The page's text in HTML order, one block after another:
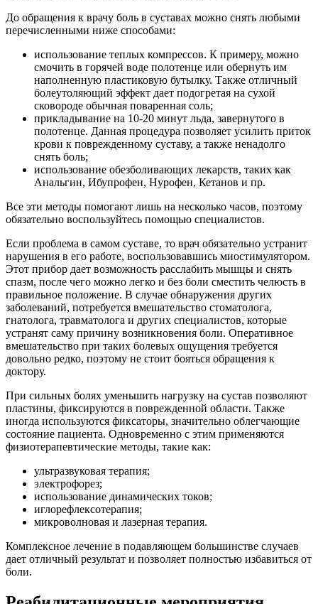
До обращения к врачу боль в суставах можно снять любыми
перечисленными ниже способами:
использование теплых компрессов. К примеру, можно
смочить в горячей воде полотенце или обернуть им
наполненную пластиковую бутылку. Также отличный
болеутоляющий эффект дает подогретая на сухой
сковороде обычная поваренная соль;
прикладывание на 10-20 минут льда, завернутого в
полотенце. Данная процедура позволяет усилить приток
крови к поврежденному суставу, а также ненадолго
снять боль;
использование обезболивающих лекарств, таких как
Анальгин, Ибупрофен, Нурофен, Кетанов и пр.
Все эти методы помогают лишь на несколько часов, поэтому
обязательно воспользуйтесь помощью специалистов.
Если проблема в самом суставе, то врач обязательно устранит
нарушения в его работе, воспользовавшись миостимулятором.
Этот прибор дает возможность расслабить мышцы и снять
спазм, после чего можно легко и без боли сместить челюсть в
правильное положение. В случае обнаружения других
заболеваний, потребуется вмешательство стоматолога,
гнатолога, травматолога и других специалистов, которые
устранят саму причину возникновения боли. Оперативное
вмешательство при таких болевых ощущения требуется
довольно редко, поэтому не стоит бояться обращения к
доктору.
При сильных болях уменьшить нагрузку на сустав позволяют
пластины, фиксируются в поврежденной области. Также
иногда используются фиксаторы, значительно облегчающие
состояние пациента. Одновременно с этим применяются
физиотерапевтические методы, такие как:
ультразвуковая терапия;
электрофорез;
использование динамических токов;
иглорефлексотерапия;
микроволновая и лазерная терапия.
Комплексное лечение в подавляющем большинстве случаев
дает отличный результат и позволяет полностью избавиться от
боли.